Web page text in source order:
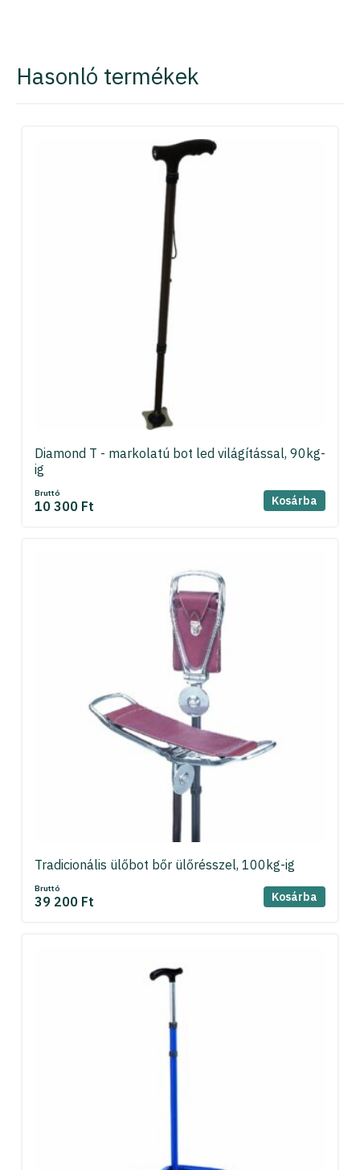
Hasonló termékek
Diamond T - markolatú bot led világítással, 90kg-
ig
Bruttó
10 300 Ft Kosárba
Tradicionális ülőbot bőr ülőrésszel, 100kg-ig
Bruttó
39 200 Ft Kosárba